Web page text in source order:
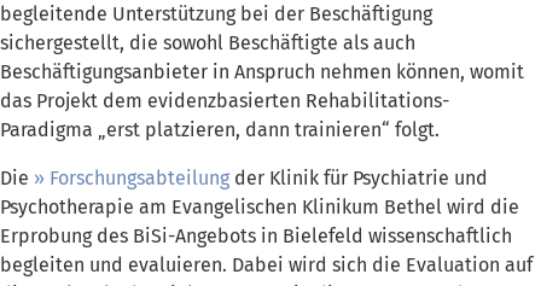
begleitende Unterstützung bei der Beschäftigung
sichergestellt, die sowohl Beschäftigte als auch
Beschäftigungsanbieter in Anspruch nehmen können, womit
das Projekt dem evidenzbasierten Rehabilitations-
Paradigma „erst platzieren, dann trainieren“ folgt.
Die Forschungsabteilungder Klinik für Psychiatrie und
Psychotherapie am Evangelischen Klinikum Bethel wird die
Erprobung des BiSi-Angebots in Bielefeld wissenschaftlich
begleiten und evaluieren. Dabei wird sich die Evaluation auf